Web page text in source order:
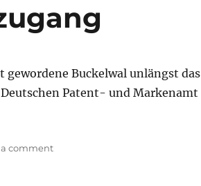
gewordene Buckelwal unlängst das
Patent- und Markenamt
a commenton